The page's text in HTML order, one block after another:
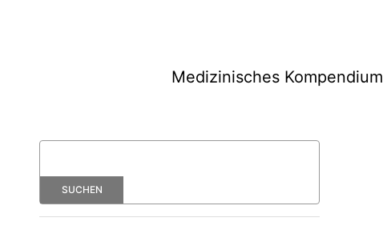
Medizinisches Kompendium